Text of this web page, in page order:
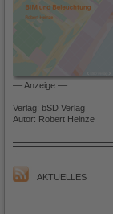
–– Anzeige ––
Verlag: bSD Verlag
Autor: Robert Heinze
AKTUELLES